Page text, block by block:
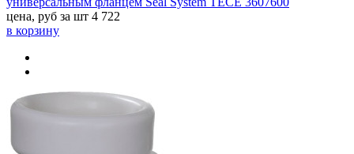
цена, руб за шт 4 722
в корзину